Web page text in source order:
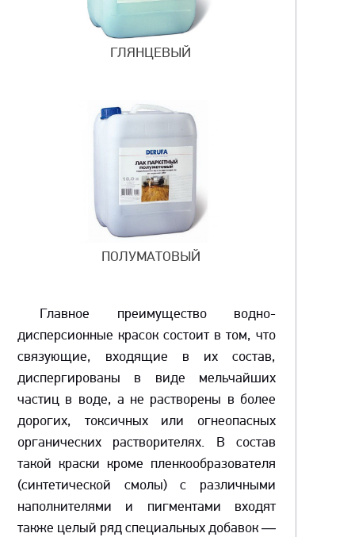
ГЛЯНЦЕВЫЙ
ПОЛУМАТОВЫЙ
Главное преимущество водно-
дисперсионные красок состоит в том, что
связующие, входящие в их состав,
диспергированы в виде мельчайших
частиц в воде, а не растворены в более
дорогих, токсичных или огнеопасных
органических растворителях. В состав
такой краски кроме пленкообразователя
(синтетической смолы) с различными
наполнителями и пигментами входят
также целый ряд специальных добавок —